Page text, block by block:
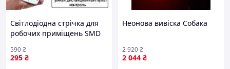
Світлодіодна стрічка для
робочих приміщень SMD
Світлодіодна стрічка LED
LAMP KI-84
295 ₴
590₴
Неонова вивіска Собака
2 044 ₴
2 920₴